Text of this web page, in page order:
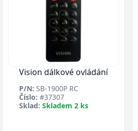
Vision dálkové ovládání
P/N: SB-1900P RC
Číslo: #37307
Sklad: Skladem 2 ks